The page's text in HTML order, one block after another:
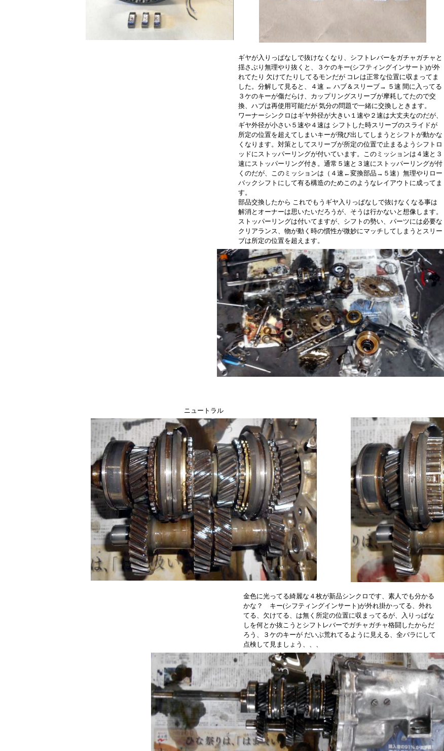
ギヤが入りっぱなしで抜けなくなり、シフトレバーをガチャガチャと
揺さぶり無理やり抜くと、３ケのキー(シフティングインサート)が外
れてたり 欠けてたりしてるモンだが コレは正常な位置に収まってま
した。分解して見ると、４速 ← ハブ＆スリーブ→ ５速 間に入ってる
３ケのキーが傷だらけ、カップリングスリーブが摩耗してたので交
換、ハブは再使用可能だが 気分の問題で一緒に交換しときます。
ワーナーシンクロはギヤ外径が大きい１速や２速は大丈夫なのだが、
ギヤ外径が小さい５速や４速は シフトした時スリーブのスライドが
所定の位置を超えてしまいキーが飛び出してしまうとシフトが動かな
くなります。対策としてスリーブが所定の位置で止まるようシフトロ
ッドにストッパーリングが付いています。このミッションは４速と３
速にストッパーリング付き。通常５速と３速にストッパーリングが付
くのだが、このミッションは（４速←変換部品→５速）無理やりロー
バックシフトにして有る構造のためこのようなレイアウトに成ってま
す。
部品交換したから これでもうギヤ入りっぱなしで抜けなくなる事は
解消とオーナーは思いたいだろうが、そうは行かないと想像します。
ストッパーリングは付いてますが、シフトの勢い、パーツには必要な
クリアランス、物が動く時の慣性が微妙にマッチしてしまうとスリー
ブは所定の位置を超えます。
ニュートラル
金色に光ってる綺麗な４枚が新品シンクロです、素人でも分かる
かな？ キー(シフティングインサート)が外れ掛かってる、外れ
てる、欠けてる、は無く所定の位置に収まってるが、入りっぱな
しを何とか抜こうとシフトレバーでガチャガチャ格闘したからだ
ろう、３ケのキーが だいぶ荒れてるように見える、全バラにして
点検して見ましょう、、、